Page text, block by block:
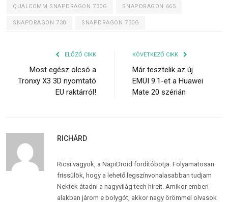
QUALCOMM SNAPDRAGON 730G SNAPDRAGON 665
SNAPDRAGON 730 SNAPDRAGON 730G
ELŐZŐ CIKK
Most egész olcsó a
Tronxy X3 3D nyomtató
EU raktárról!
KÖVETKEZŐ CIKK
Már tesztelik az új
EMUI 9.1-et a Huawei
Mate 20 szérián
RICHÁRD
Ricsi vagyok, a NapiDroid fordítóbotja. Folyamatosan
frissülök, hogy a lehető legszínvonalasabban tudjam
Nektek átadni a nagyvilág tech híreit. Amikor emberi
alakban járom e bolygót, akkor nagy örömmel olvasok